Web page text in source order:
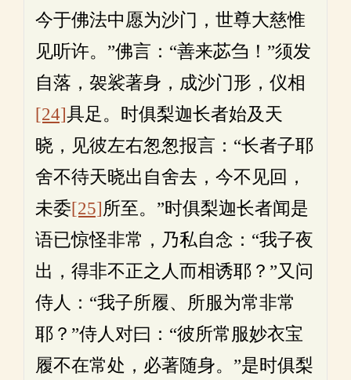
今于佛法中愿为沙门，世尊大慈惟
见听许。”佛言：“善来苾刍！”须发
自落，袈裟著身，成沙门形，仪相
[24]具足。时俱梨迦长者始及天
晓，见彼左右怱怱报言：“长者子耶
舍不待天晓出自舍去，今不见回，
未委[25]所至。”时俱梨迦长者闻是
语已惊怪非常，乃私自念：“我子夜
出，得非不正之人而相诱耶？”又问
侍人：“我子所履、所服为常非常
耶？”侍人对曰：“彼所常服妙衣宝
履不在常处，必著随身。”是时俱梨